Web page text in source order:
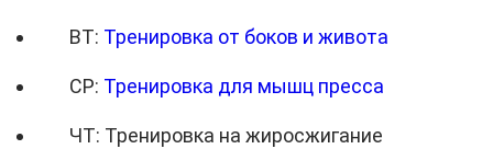
ВТ: Тренировка от боков и живота
СР: Тренировка для мышц пресса
ЧТ: Тренировка на жиросжигание